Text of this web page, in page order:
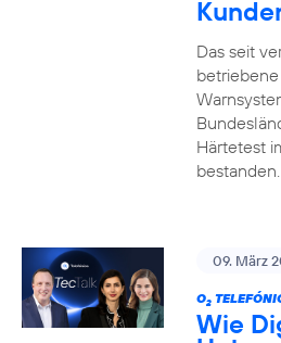
Das seit
Härtetest
bestanden.
09. März
O2
Wie